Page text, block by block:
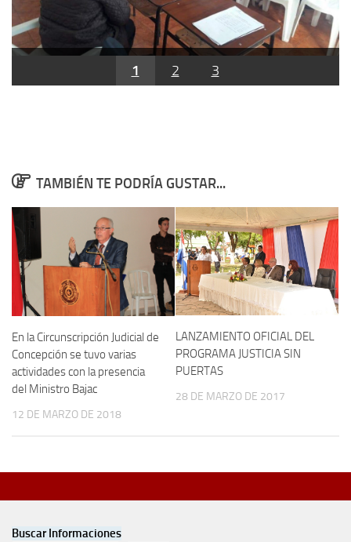
1 2 3
TAMBIÉN TE PODRÍA GUSTAR...
En la Circunscripción Judicial de
Concepción se tuvo varias
actividades con la presencia
del Ministro Bajac
12 DE MARZO DE 2018
LANZAMIENTO OFICIAL DEL
PROGRAMA JUSTICIA SIN
PUERTAS
28 DE MARZO DE 2017
Buscar Informaciones